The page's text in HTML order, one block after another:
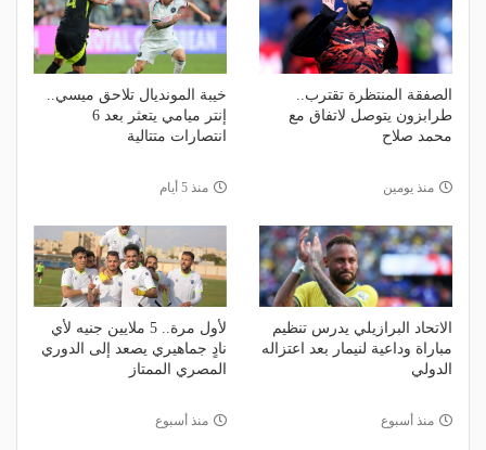
الصفقة المنتظرة تقترب..
طرابزون يتوصل لاتفاق مع
محمد صلاح
منذ يومين
خيبة المونديال تلاحق ميسي..
إنتر ميامي يتعثر بعد 6
انتصارات متتالية
منذ 5 أيام
الاتحاد البرازيلي يدرس تنظيم
مباراة وداعية لنيمار بعد اعتزاله
الدولي
منذ أسبوع
لأول مرة.. 5 ملايين جنيه لأي
نادٍ جماهيري يصعد إلى الدوري
المصري الممتاز
منذ أسبوع